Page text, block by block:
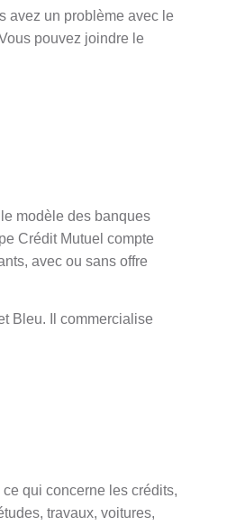
avez un problème avec le
pouvez joindre le
modèle des banques
Crédit Mutuel compte
avec ou sans offre
Bleu. Il commercialise
qui concerne les crédits,
travaux, voitures,